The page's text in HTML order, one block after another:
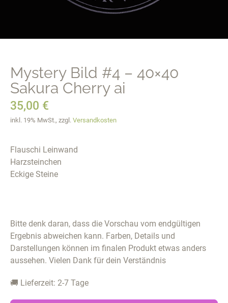
Mystery Bild #4 – 40×40
Sakura Cherry ai
35,00 €
inkl. 19% MwSt., zzgl. Versandkosten
Flauschi Leinwand
Harzsteinchen
Eckige Steine
Bitte denk daran, dass die Vorschau vom endgültigen
Ergebnis abweichen kann. Farben, Details und
Darstellungen können im finalen Produkt etwas anders
aussehen. Vielen Dank für dein Verständnis
🚚 Lieferzeit: 2-7 Tage